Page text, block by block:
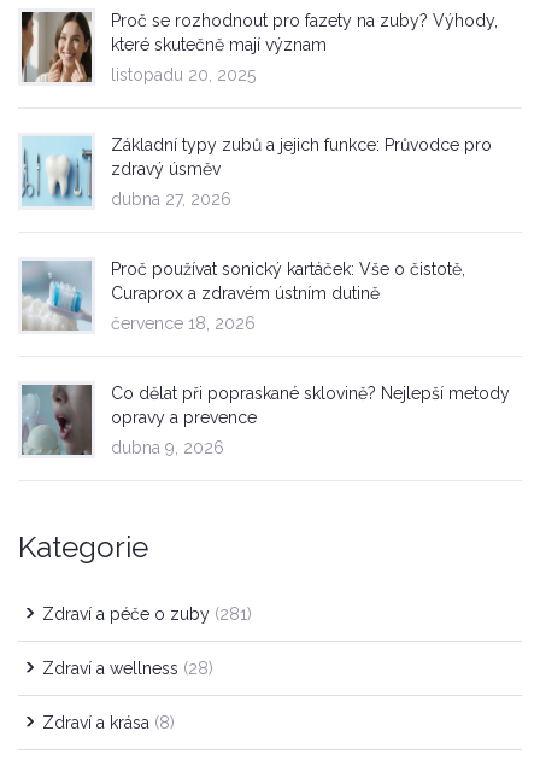
Proč se rozhodnout pro fazety na zuby? Výhody,
které skutečně mají význam
listopadu 20, 2025
Základní typy zubů a jejich funkce: Průvodce pro
zdravý úsměv
dubna 27, 2026
Proč používat sonický kartáček: Vše o čistotě,
Curaprox a zdravém ústním dutině
července 18, 2026
Co dělat při popraskané sklovině? Nejlepší metody
opravy a prevence
dubna 9, 2026
Kategorie
Zdraví a péče o zuby (281)
Zdraví a wellness (28)
Zdraví a krása (8)